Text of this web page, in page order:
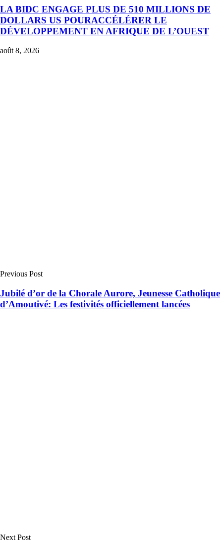
LA BIDC ENGAGE PLUS DE 510 MILLIONS DE
DOLLARS US POURACCÉLÉRER LE
DÉVELOPPEMENT EN AFRIQUE DE L’OUEST
août 8, 2026
Previous Post
Jubilé d’or de la Chorale Aurore, Jeunesse Catholique
d’Amoutivé: Les festivités officiellement lancées
Next Post